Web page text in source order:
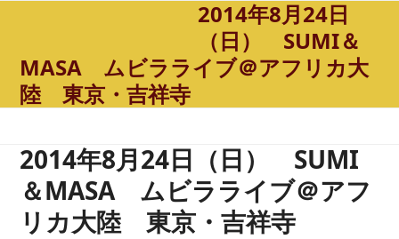
menu
menu
2014年8月24日
（日） SUMI＆
MASA ムビラライブ＠アフリカ大
陸 東京・吉祥寺
2014年8月24日（日） SUMI
＆MASA ムビラライブ＠アフ
リカ大陸 東京・吉祥寺